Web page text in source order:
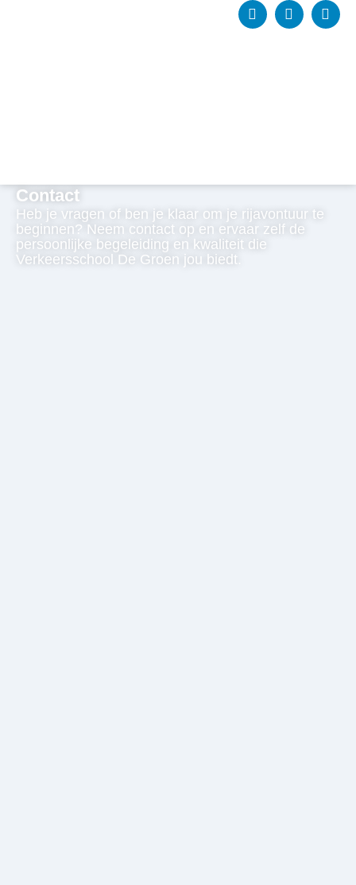
Contact
Heb je vragen of ben je klaar om je rijavontuur te
beginnen? Neem contact op en ervaar zelf de
persoonlijke begeleiding en kwaliteit die
Verkeersschool De Groen jou biedt.